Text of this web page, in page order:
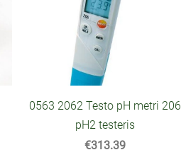
0563 2062 Testo pH metri 206
pH2 testeris
€313.39